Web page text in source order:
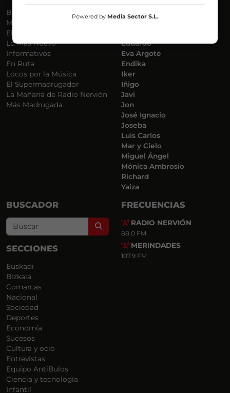
Bilbosport
Más Música
El Madrugador
Lo Más Nuevo
Informativos
En Ruta
Locos por la Música
El Supermadrugador
La Mañana de Radio Nervión
Más Madrugada
Agurtzane
Eduardo
Eva Argote
Endika
Iker
Iñigo
Javi
Jon
José Ignacio
Joseba
Luis Carlos
Mar y Cielo
Miguel Ángel
Mónica Ambrosio
Richard
Yaiza
BUSCADOR
Search
SECCIONES
Euskadi
Bizkaia
Comarcas
Nacional
Sociedad
Deportes
Economía
Sucesos
Cultura y ocio
Entrevistas
Equipo AntiBulos
Ciencia y tecnología
Infantil
FRECUENCIAS
RADIO NERVIÓN
88.0 FM
MERINDADES
107.9 FM
Powered by Media Sector S.L.